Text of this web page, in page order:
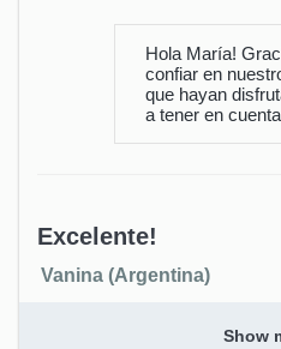
Hola María!
confiar en
que hayan
a tener en
Excelente!
Vanina (Argentina)
Un lugar hermoso, prolijo,
Show